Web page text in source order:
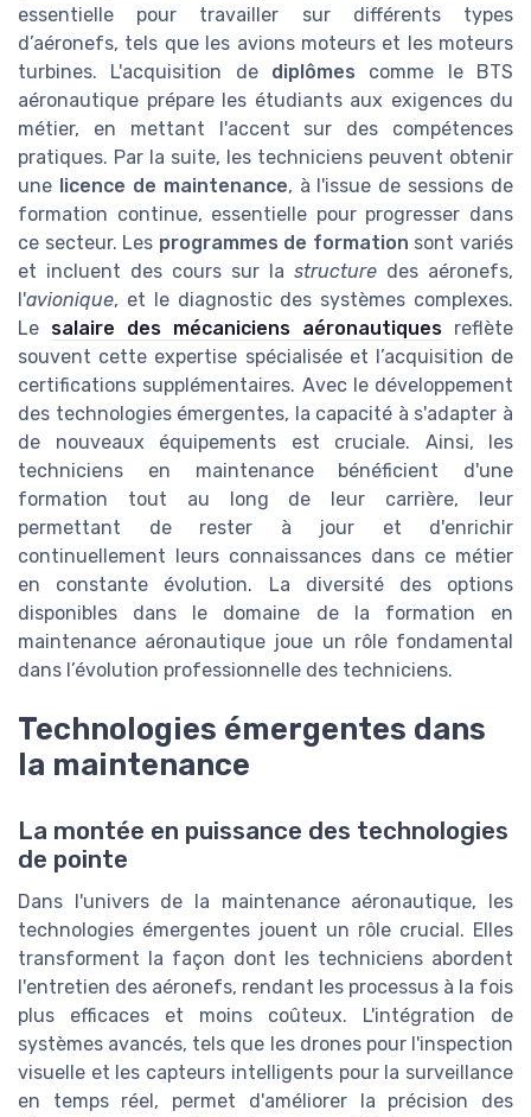
essentielle pour travailler sur différents types
d’aéronefs, tels que les avions moteurs et les moteurs
turbines. L'acquisition de diplômes comme le BTS
aéronautique prépare les étudiants aux exigences du
métier, en mettant l'accent sur des compétences
pratiques. Par la suite, les techniciens peuvent obtenir
une licence de maintenance, à l'issue de sessions de
formation continue, essentielle pour progresser dans
ce secteur. Les programmes de formation sont variés
et incluent des cours sur la structure des aéronefs,
l'avionique, et le diagnostic des systèmes complexes.
Le salaire des mécaniciens aéronautiques reflète
souvent cette expertise spécialisée et l’acquisition de
certifications supplémentaires. Avec le développement
des technologies émergentes, la capacité à s'adapter à
de nouveaux équipements est cruciale. Ainsi, les
techniciens en maintenance bénéficient d'une
formation tout au long de leur carrière, leur
permettant de rester à jour et d'enrichir
continuellement leurs connaissances dans ce métier
en constante évolution. La diversité des options
disponibles dans le domaine de la formation en
maintenance aéronautique joue un rôle fondamental
dans l’évolution professionnelle des techniciens.
Technologies émergentes dans
la maintenance
La montée en puissance des technologies
de pointe
Dans l'univers de la maintenance aéronautique, les
technologies émergentes jouent un rôle crucial. Elles
transforment la façon dont les techniciens abordent
l'entretien des aéronefs, rendant les processus à la fois
plus efficaces et moins coûteux. L'intégration de
systèmes avancés, tels que les drones pour l'inspection
visuelle et les capteurs intelligents pour la surveillance
en temps réel, permet d'améliorer la précision des